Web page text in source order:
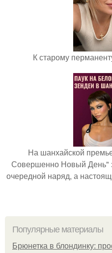
К старому
На шанхайской
Совершенно Новый День"
очередной наряд, а
Популярные материалы
Брюнетка в блондинку: